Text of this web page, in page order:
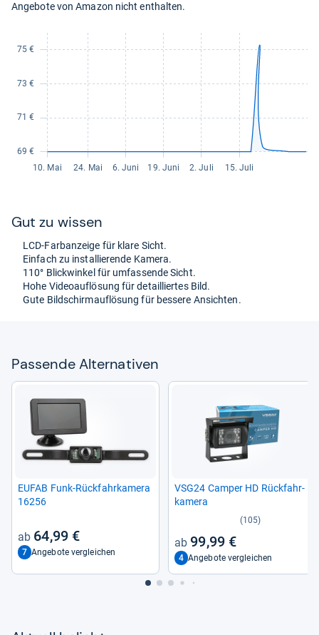
Angebote von Amazon nicht enthalten.
Gut zu wis­sen
LCD-​Farb­an­zeige für klare Sicht.
Ein­fach zu instal­lie­rende Kamera.
110° Blick­win­kel für umfas­sende Sicht.
Hohe Videoauf­lö­sung für detail­lier­tes Bild.
Gute Bild­schirm­auf­lö­sung für bes­sere Ansich­ten.
Pas­sende Alter­na­ti­ven
EUFAB Funk-​Rück­fahr­ka­mera
16256
64,99 €
7 Angebote vergleichen
VSG24 Cam­per HD Rück­fahr­
ka­mera
(105)
99,99 €
4 Angebote vergleichen